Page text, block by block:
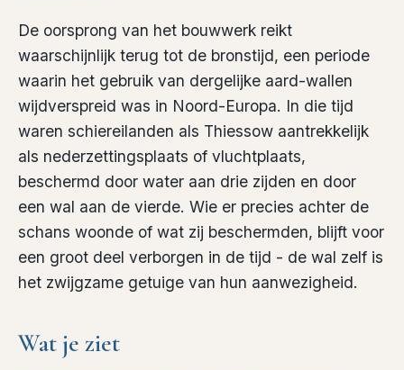
De oorsprong van het bouwwerk reikt
waarschijnlijk terug tot de bronstijd, een periode
waarin het gebruik van dergelijke aard-wallen
wijdverspreid was in Noord-Europa. In die tijd
waren schiereilanden als Thiessow aantrekkelijk
als nederzettingsplaats of vluchtplaats,
beschermd door water aan drie zijden en door
een wal aan de vierde. Wie er precies achter de
schans woonde of wat zij beschermden, blijft voor
een groot deel verborgen in de tijd - de wal zelf is
het zwijgzame getuige van hun aanwezigheid.
Wat je ziet